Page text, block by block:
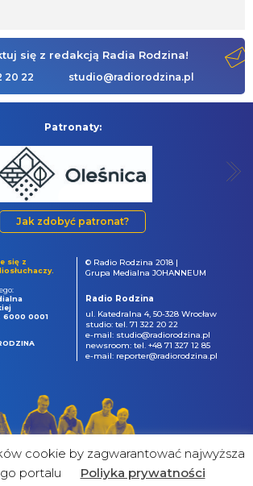
się z redakcją Radia Rodzina!
20 22 studio@radiorodzina.pl
Patronaty:
Jak zdobyć patronat?
się z
6000 0001
© Radio Rodzina 2018 |
Grupa Medialna JOHANNEUM
Radio Rodzina
ul. Katedralna 4, 50-328 Wrocław
studio: tel. 71 322 20 22
e-mail: studio@radiorodzina.pl
newsroom: tel. +48 71 327 12 85
e-mail: reporter@radiorodzina.pl
cookie by zagwarantować najwyższa
portalu
Poliyka prywatności